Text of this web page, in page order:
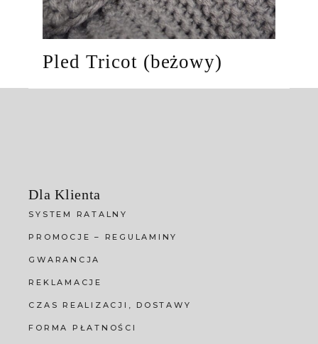
Pled Tricot (beżowy)
Dla Klienta
SYSTEM RATALNY
PROMOCJE – REGULAMINY
GWARANCJA
REKLAMACJE
CZAS REALIZACJI, DOSTAWY
FORMA PŁATNOŚCI